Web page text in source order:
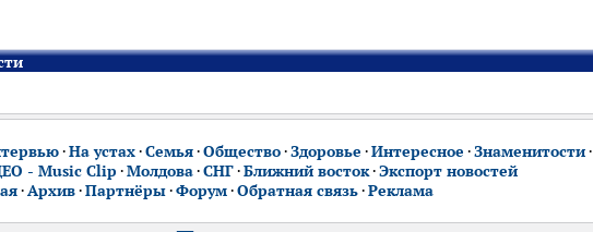
·На устах·Семья·Общество·Здоровье ·Интересное ·Знаменитости·
- Music Clip ·Молдова·СНГ·Ближний восток·Экспорт новостей
·Архив·Партнёры·Форум·Обратная связь·Реклама